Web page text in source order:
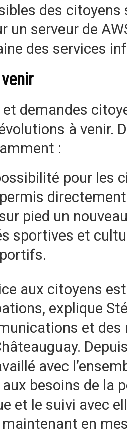
des
un serveur de
des services
et demandes
à venir.
:
pour les
pied un
sportives et
aux citoyens
explique
et des
avec
aux besoins de la
et le suivi avec
en